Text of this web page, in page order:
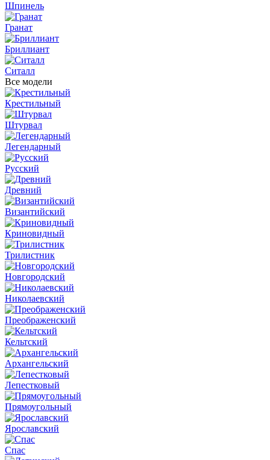
Шпинель
Гранат
Бриллиант
Ситалл
Все модели
Крестильный
Штурвал
Легендарный
Русский
Древний
Византийский
Криновидный
Трилистник
Новгородский
Николаевский
Преображенский
Кельтский
Архангельский
Лепестковый
Прямоугольный
Ярославский
Спас